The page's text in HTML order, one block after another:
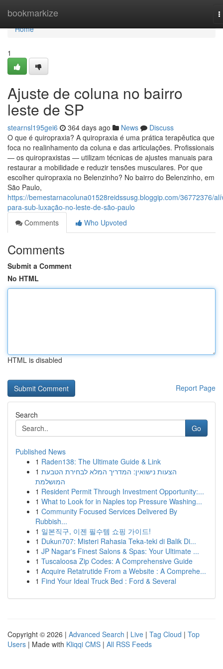
bookmarkize
Home
Home
1
Ajuste de coluna no bairro
leste de SP
stearnsl195gei6 364 days ago News
Discuss
O que é quiropraxia? A quiropraxia é uma prática terapêutica que
foca no realinhamento da coluna e das articulações. Profissionais
— os quiropraxistas — utilizam técnicas de ajustes manuais para
restaurar a mobilidade e reduzir tensões musculares. Por que
escolher quiropraxia no Belenzinho? No bairro do Belenzinho, em
São Paulo,
https://bemestarnacoluna01528reidssusg.bloggip.com/36772376/
para-sub-luxação-no-leste-de-são-paulo
Comments
Who Upvoted
Comments
Submit a Comment
No HTML
HTML is disabled
Report Page
Search
Go
Published News
1 Raden138: The Ultimate Guide & Link
1 הצעות נישואין: המדריך המלא לבחירת הטבעת
המושלמת
1 Resident Permit Through Investment Opportunity:...
1 What to Look for in Naples top Pressure Washing...
1 Community Focused Services Delivered By
Rubbish...
1 일본직구, 이젠 필수템 쇼핑 가이드!
1 Dukun707: Misteri Rahasia Teka-teki di Balik Di...
1 JP Nagar's Finest Salons & Spas: Your Ultimate ...
1 Tuscaloosa Zip Codes: A Comprehensive Guide
1 Acquire Retatrutide From a Website : A Comprehe...
1 Find Your Ideal Truck Bed : Ford & Several
Copyright © 2026 | Advanced Search | Live | Tag Cloud | Top
Users | Made with Kliqqi CMS | All RSS Feeds